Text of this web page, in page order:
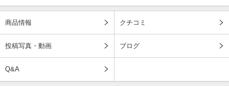
商品情報 クチコミ
投稿写真・動画 ブログ
Q&A